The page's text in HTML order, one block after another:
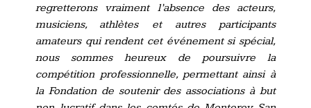
regretterons vraiment l’absence des acteurs,
musiciens, athlètes et autres participants
amateurs qui rendent cet événement si spécial,
nous sommes heureux de poursuivre la
compétition professionnelle, permettant ainsi à
la Fondation de soutenir des associations à but